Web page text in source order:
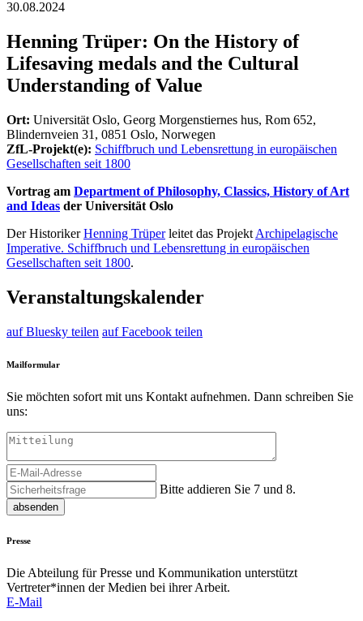
30.08.2024
Henning Trüper: On the History of
Lifesaving medals and the Cultural
Understanding of Value
Ort: Universität Oslo, Georg Morgenstiernes hus, Rom 652,
Blindernveien 31, 0851 Oslo, Norwegen
ZfL-Projekt(e): Schiffbruch und Lebensrettung in europäischen
Gesellschaften seit 1800
Vortrag am Department of Philosophy, Classics, History of Art
and Ideas der Universität Oslo
Der HistorikerHenning Trüperleitet das Projekt Archipelagische
Imperative. Schiffbruch und Lebensrettung in europäischen
Gesellschaften seit 1800.
Veranstaltungskalender
auf Bluesky teilen auf Facebook teilen
Mailformular
Sie möchten sofort mit uns Kontakt aufnehmen. Dann schreiben Sie
uns:
Bitte addieren Sie 7 und 8.
absenden
Presse
Die Abteilung für Presse und Kommunikation unterstützt
Vertreter*innen der Medien bei ihrer Arbeit.
E-Mail